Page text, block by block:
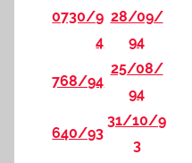
0730/9
4
28/09/
94
768/94
25/08/
94
640/93
31/10/9
3